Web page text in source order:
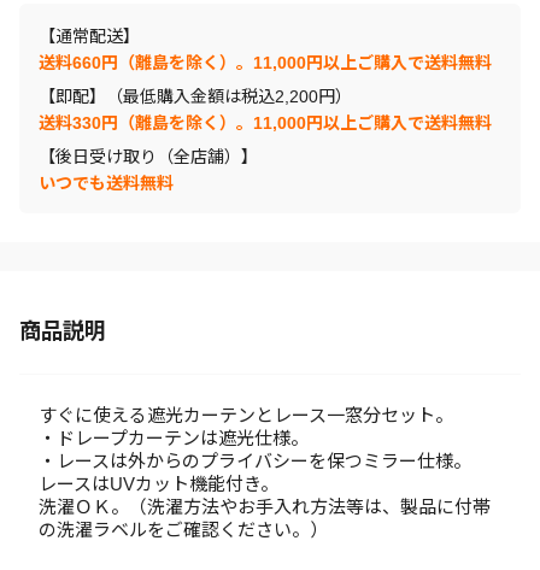
【通常配送】
送料660円（離島を除く）。11,000円以上ご購入で送料無料
【即配】（最低購入金額は税込2,200円）
送料330円（離島を除く）。11,000円以上ご購入で送料無料
【後日受け取り（全店舗）】
いつでも送料無料
商品説明
すぐに使える遮光カーテンとレース一窓分セット。
・ドレープカーテンは遮光仕様。
・レースは外からのプライバシーを保つミラー仕様。
レースはUVカット機能付き。
洗濯ＯＫ。（洗濯方法やお手入れ方法等は、製品に付帯
の洗濯ラベルをご確認ください。）